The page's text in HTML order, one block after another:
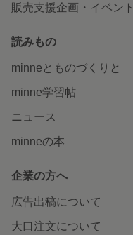
販売支援企画・イベント
読みもの
minneとものづくりと
minne学習帖
ニュース
minneの本
企業の方へ
広告出稿について
大口注文について